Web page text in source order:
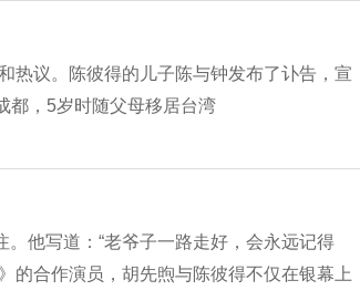
热议。陈彼得的儿子陈与钟发布了讣告，宣
都，5岁时随父母移居台湾
他写道：“老爷子一路走好，会永远记得
的合作演员，胡先煦与陈彼得不仅在银幕上